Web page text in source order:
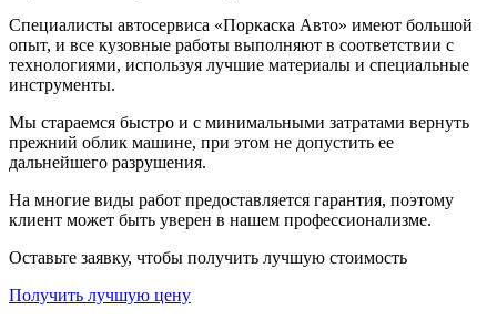
Специалисты автосервиса «Поркаска Авто» имеют большой
опыт, и все кузовные работы выполняют в соответствии с
технологиями, используя лучшие материалы и специальные
инструменты.
Мы стараемся быстро и с минимальными затратами вернуть
прежний облик машине, при этом не допустить ее
дальнейшего разрушения.
На многие виды работ предоставляется гарантия, поэтому
клиент может быть уверен в нашем профессионализме.
Оставьте заявку, чтобы получить лучшую стоимость
Получить лучшую цену